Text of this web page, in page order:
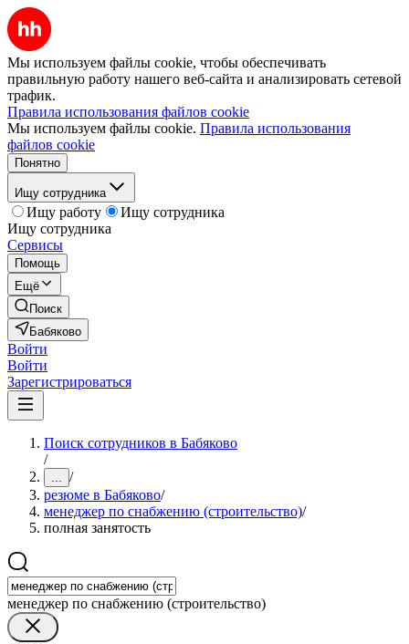
Мы используем файлы cookie, чтобы обеспечивать
правильную работу нашего веб-сайта и анализировать сетевой
трафик.
Правила использования файлов cookie
Мы используем файлы cookie. Правила использования
файлов cookie
Понятно
Ищу сотрудника
Ищу работу
Ищу сотрудника
Ищу сотрудника
Сервисы
Помощь
Ещё
Поиск
Бабяково
Войти
Войти
Зарегистрироваться
Поиск сотрудников в Бабяково
/
... /
резюме в Бабяково/
менеджер по снабжению (строительство)/
полная занятость
менеджер по снабжению (строительство)